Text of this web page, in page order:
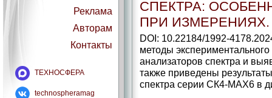
Реклама
Авторам
Контакты
ТЕХНОСФЕРА
technospheramag
СПЕКТРА:
ПРИ ИЗМЕРЕНИЯХ.
DOI: 10.22184/1992-
методы
анализаторов спектра и
также приведены
спектра серии СК4-МАХ6 в